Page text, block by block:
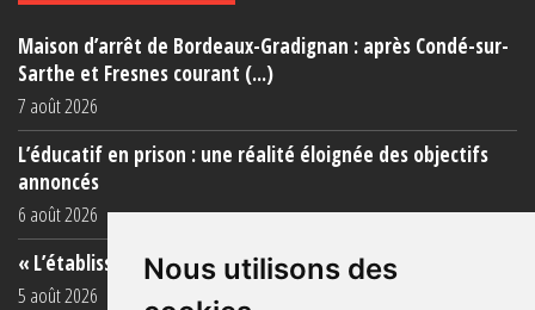
Nous utilisons des
Maison d’arrêt de Bordeaux-Gradignan : après Condé-sur-
Sarthe et Fresnes courant (...)
7 août 2026
L’éducatif en prison : une réalité éloignée des objectifs
annoncés
6 août 2026
« L’établissement est une porcherie totale »
5 août 2026